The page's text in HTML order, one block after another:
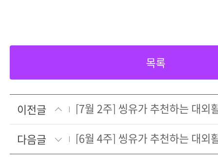
목록
이전글
[7월 2주] 씽유가 추천하는 대외
다음글
[6월 4주] 씽유가 추천하는 대외